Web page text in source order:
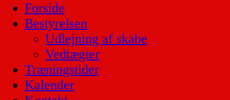
Forside
Bestyrelsen
Udlejning af skabe
Vedtægter
Træningstider
Kalender